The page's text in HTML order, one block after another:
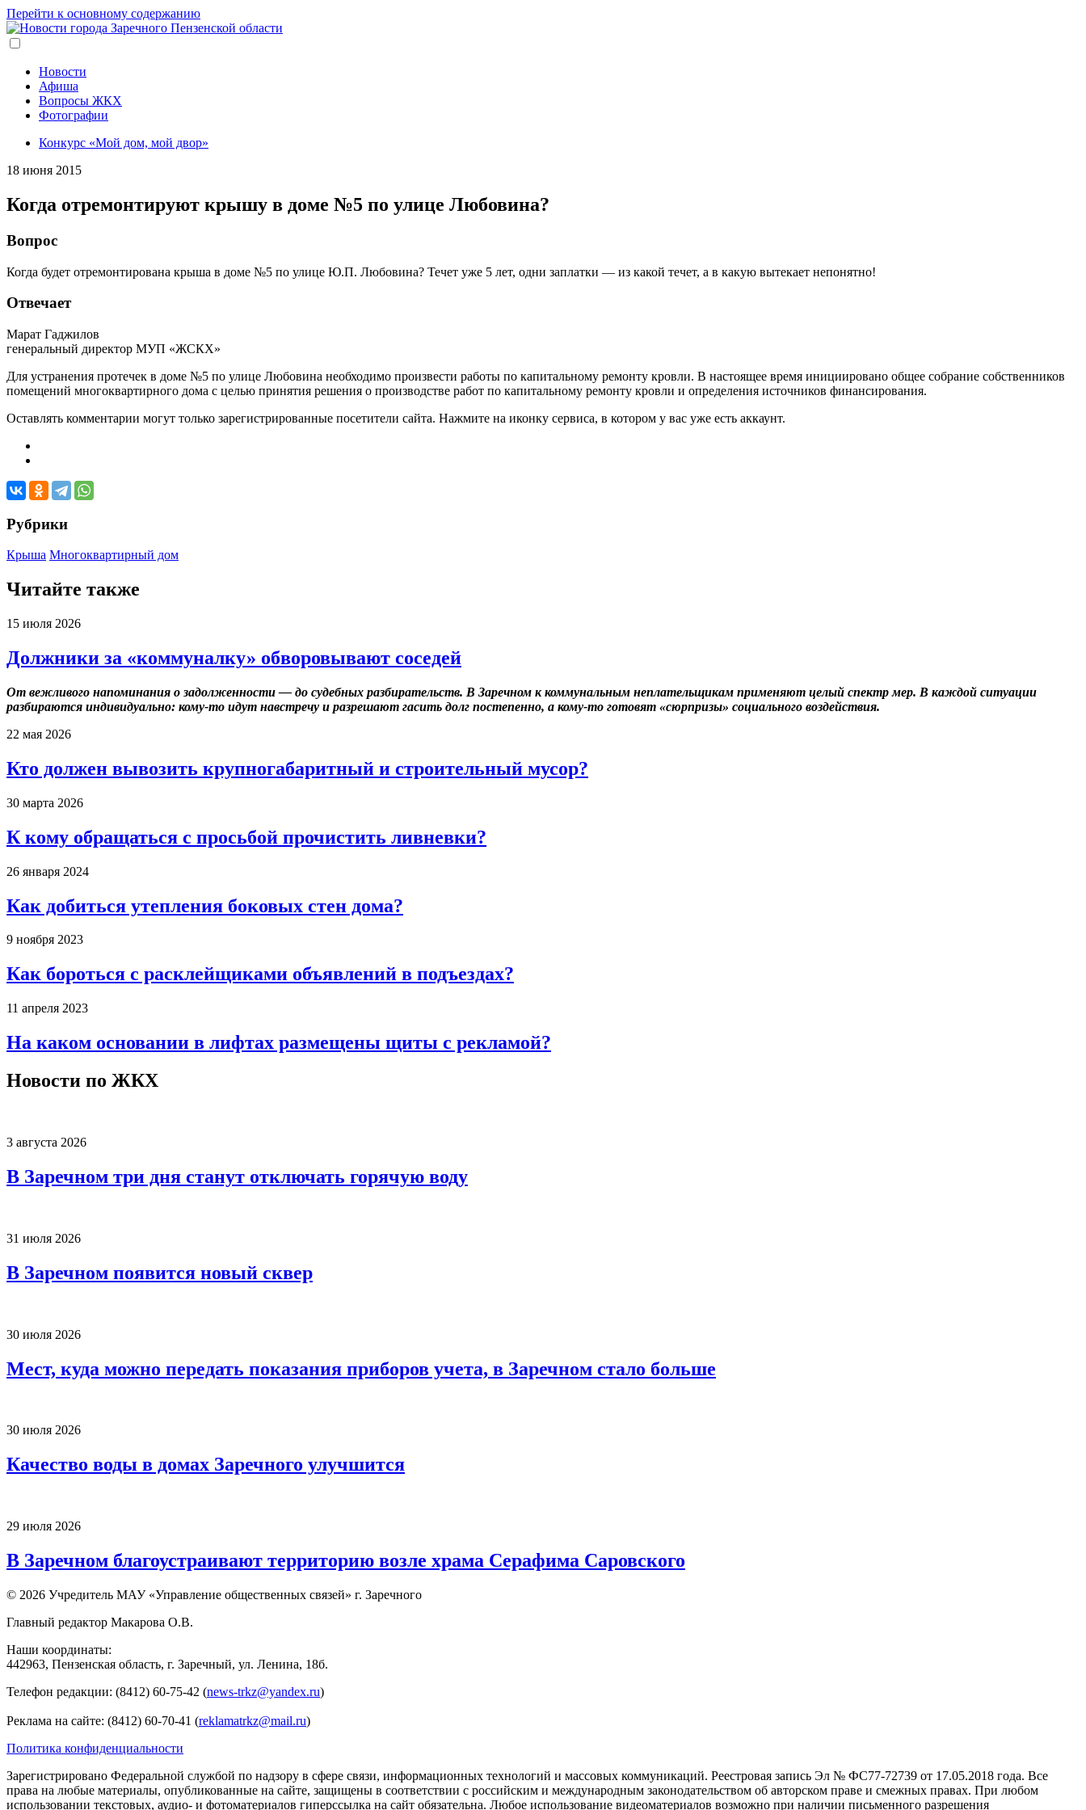
Перейти к основному содержанию
Новости
Афиша
Вопросы ЖКХ
Фотографии
Конкурс «Мой дом, мой двор»
18 июня 2015
Когда отремонтируют крышу в доме №5 по улице Любовина?
Вопрос
Когда будет отремонтирована крыша в доме №5 по улице Ю.П. Любовина? Течет уже 5 лет, одни заплатки — из какой течет, а в какую вытекает непонятно!
Отвечает
Марат Гаджилов
генеральный директор МУП «ЖСКХ»
Для устранения протечек в доме №5 по улице Любовина необходимо произвести работы по капитальному ремонту кровли. В настоящее время инициировано общее собрание собственников
помещений многоквартирного дома с целью принятия решения о производстве работ по капитальному ремонту кровли и определения источников финансирования.
Оставлять комментарии могут только зарегистрированные посетители сайта. Нажмите на иконку сервиса, в котором у вас уже есть аккаунт.
Рубрики
Крыша Многоквартирный дом
Читайте также
15 июля 2026
Должники за «коммуналку» обворовывают соседей
От вежливого напоминания о задолженности — до судебных разбирательств. В Заречном к коммунальным неплательщикам применяют целый спектр мер. В каждой ситуации
разбираются индивидуально: кому-то идут навстречу и разрешают гасить долг постепенно, а кому-то готовят «сюрпризы» социального воздействия.
22 мая 2026
Кто должен вывозить крупногабаритный и строительный мусор?
30 марта 2026
К кому обращаться с просьбой прочистить ливневки?
26 января 2024
Как добиться утепления боковых стен дома?
9 ноября 2023
Как бороться с расклейщиками объявлений в подъездах?
11 апреля 2023
На каком основании в лифтах размещены щиты с рекламой?
Новости по ЖКХ
3 августа 2026
В Заречном три дня станут отключать горячую воду
31 июля 2026
В Заречном появится новый сквер
30 июля 2026
Мест, куда можно передать показания приборов учета, в Заречном стало больше
30 июля 2026
Качество воды в домах Заречного улучшится
29 июля 2026
В Заречном благоустраивают территорию возле храма Серафима Саровского
© 2026 Учредитель МАУ «Управление общественных связей» г. Заречного
Главный редактор Макарова О.В.
Наши координаты:
442963, Пензенская область, г. Заречный, ул. Ленина, 18б.
Телефон редакции: (8412) 60-75-42 (news-trkz@yandex.ru)
Реклама на сайте: (8412) 60-70-41 (reklamatrkz@mail.ru)
Политика конфиденциальности
Зарегистрировано Федеральной службой по надзору в сфере связи, информационных технологий и массовых коммуникаций. Реестровая запись Эл № ФС77-72739 от 17.05.2018 года. Все
права на любые материалы, опубликованные на сайте, защищены в соответствии с российским и международным законодательством об авторском праве и смежных правах. При любом
использовании текстовых, аудио- и фотоматериалов гиперссылка на сайт обязательна. Любое использование видеоматериалов возможно при наличии письменного разрешения